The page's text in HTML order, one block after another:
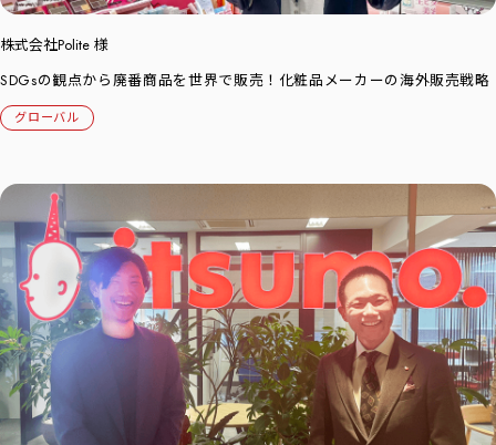
株式会社Polite 様
SDGsの観点から廃番商品を世界で販売！化粧品メーカーの海外販売戦略
グローバル